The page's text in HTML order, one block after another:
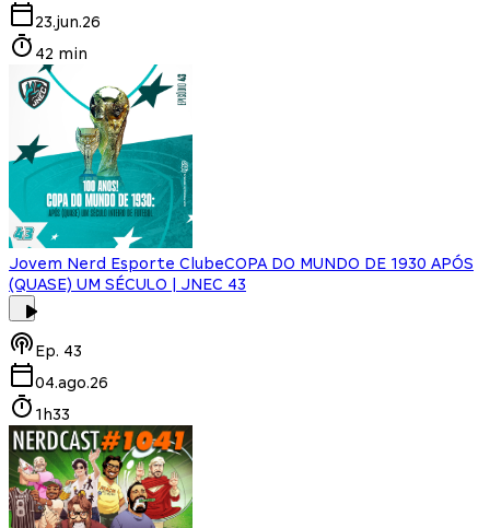
23.jun.26
42 min
Jovem Nerd Esporte ClubeCOPA DO MUNDO DE 1930 APÓS
(QUASE) UM SÉCULO | JNEC 43
Ep. 43
04.ago.26
1h33